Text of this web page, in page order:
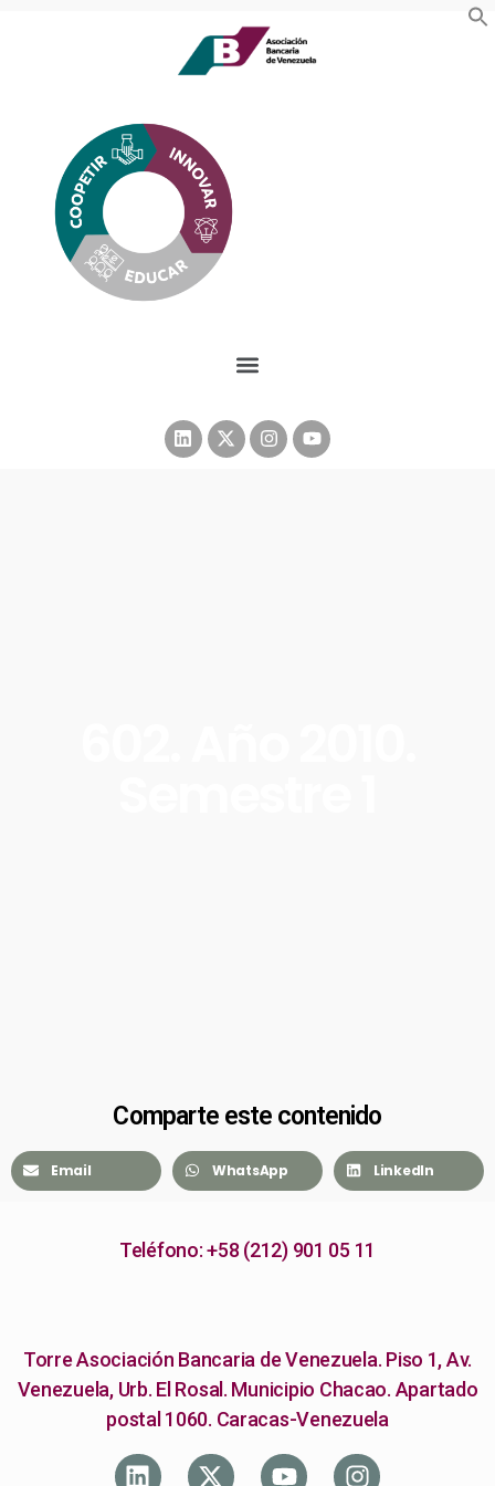
Comparte este contenido
Email WhatsApp LinkedIn
Teléfono: +58 (212) 901 05 11
Torre Asociación Bancaria de Venezuela. Piso 1, Av.
Venezuela, Urb. El Rosal. Municipio Chacao. Apartado
postal 1060. Caracas-Venezuela